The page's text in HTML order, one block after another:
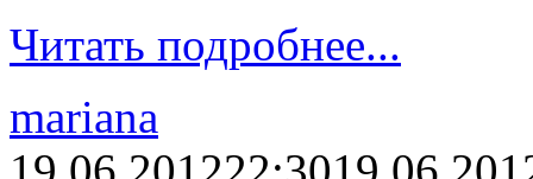
Читать подробнее...
mariana